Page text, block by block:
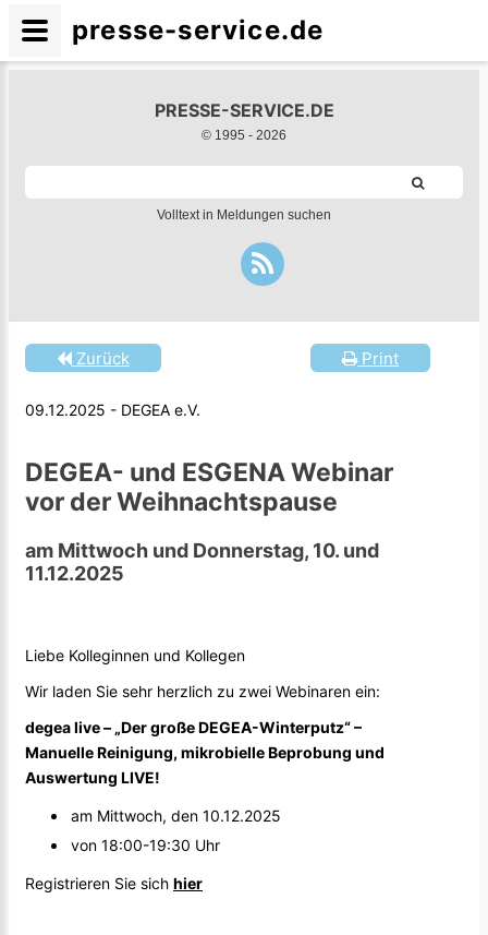
PRESSE-SERVICE.DE
© 1995 - 2026
Volltext in Meldungen suchen
Print
Zurück
09.12.2025 - DEGEA e.V.
DEGEA- und ESGENA Webinar
vor der Weihnachtspause
am Mittwoch und Donnerstag, 10. und
11.12.2025
Liebe Kolleginnen und Kollegen
Wir laden Sie sehr herzlich zu zwei Webinaren ein:
degea live – „Der große DEGEA-Winterputz“ –
Manuelle Reinigung, mikrobielle Beprobung und
Auswertung LIVE!
am Mittwoch, den 10.12.2025
von 18:00-19:30 Uhr
Registrieren Sie sich hier
presse-service.de